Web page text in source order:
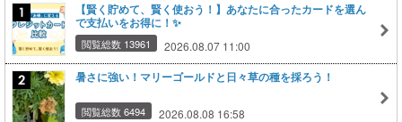
【賢く貯めて、賢く使おう！】あなたに合ったカードを選ん
で支払いをお得に！✨
閲覧総数 13961 2026.08.07 11:00
暑さに強い！マリーゴールドと日々草の種を採ろう！
閲覧総数 6494 2026.08.08 16:58